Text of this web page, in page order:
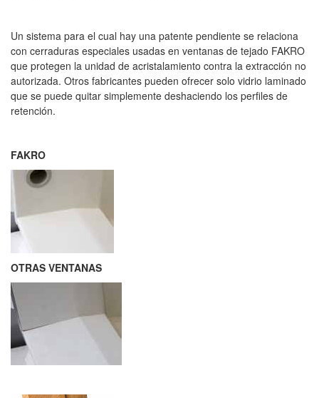
Un sistema para el cual hay una patente pendiente se relaciona
con cerraduras especiales usadas en ventanas de tejado FAKRO
que protegen la unidad de acristalamiento contra la extracción no
autorizada. Otros fabricantes pueden ofrecer solo vidrio laminado
que se puede quitar simplemente deshaciendo los perfiles de
retención.
FAKRO
OTRAS VENTANAS